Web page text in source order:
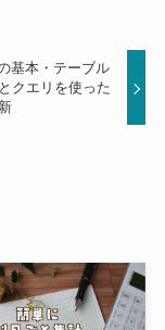
基本・テーブル
クエリを使った